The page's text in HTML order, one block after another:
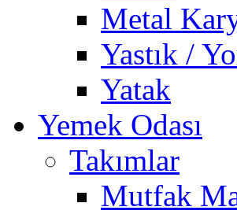
Metal
Yastık /
Yatak
Yemek Odası
Takımlar
Mutfak